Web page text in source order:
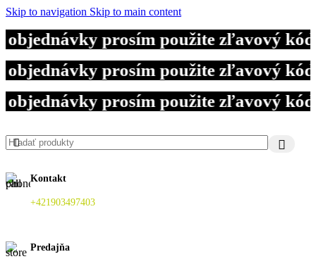
Skip to navigation Skip to main content
prosím použite zľavový kód
prosím použite zľavový kód
prosím použite zľavový kód
Kontakt
+421903497403
Predajňa